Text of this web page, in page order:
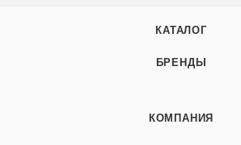
КАТАЛОГ
БРЕНДЫ
КОМПАНИЯ